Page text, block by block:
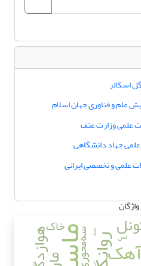
واژگان
ماسههوازدگیخاک سه‌محوریسد لس